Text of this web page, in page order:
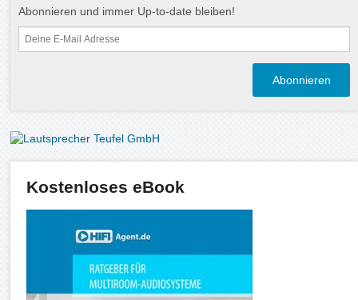
Abonnieren und immer Up-to-date bleiben!
Kostenloses eBook